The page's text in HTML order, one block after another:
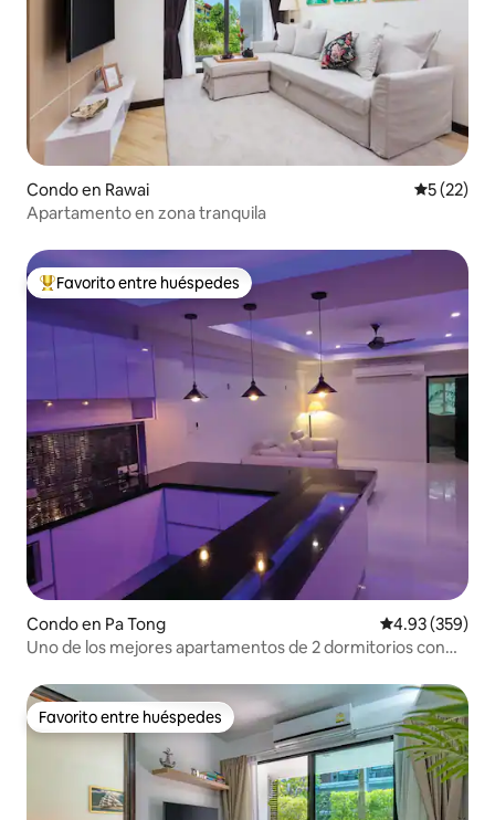
Condo en Rawai
5 (22)
Apartamento en zona tranquila
Favorito entre huéspedes preferido
Favorito entre huéspedes
Condo en Pa Tong Calificación
4.93 (359)
Uno de los mejores apartamentos de 2 dormitorios con
Favorito entre huéspedes
Favorito entre huéspedes